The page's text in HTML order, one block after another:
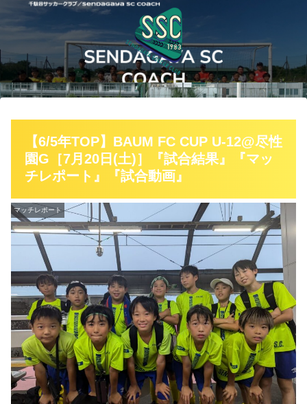
【6/5年TOP】BAUM FC CUP U-12@尽性
園G［7月20日(土)］『試合結果』『マッ
チレポート』『試合動画』
マッチレポート